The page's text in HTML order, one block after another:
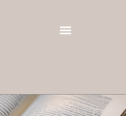
d’outils